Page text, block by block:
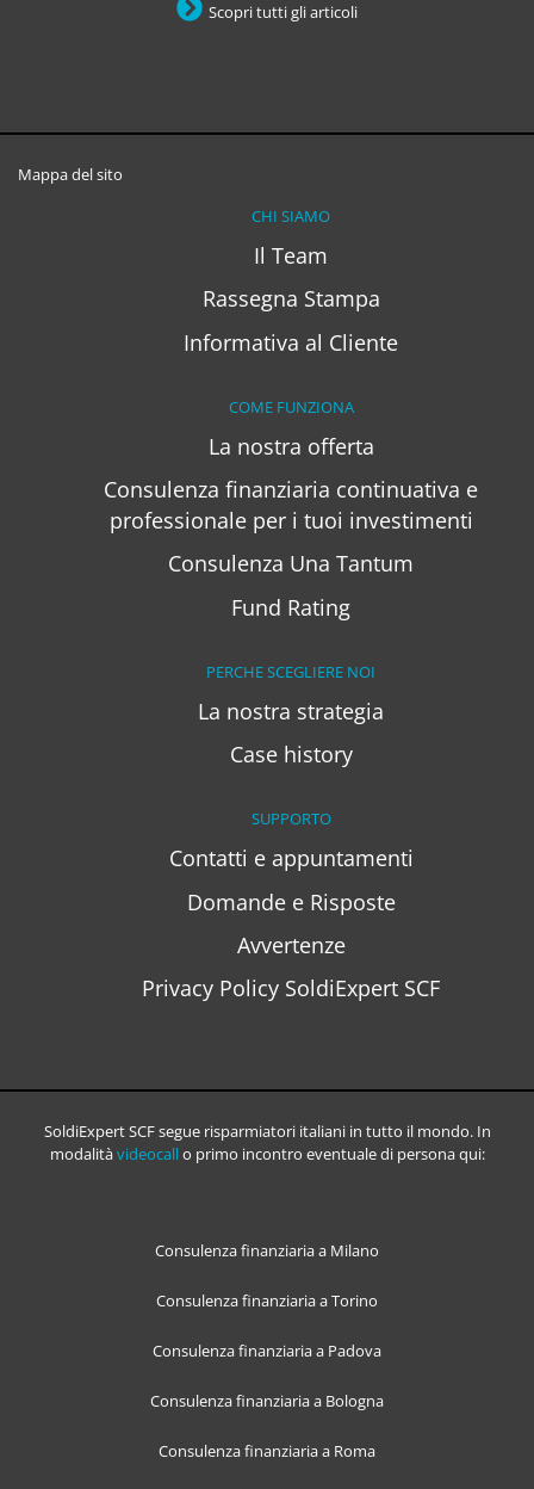
Scopri tutti gli articoli
Mappa del sito
CHI SIAMO
Il Team
Rassegna Stampa
Informativa al Cliente
COME FUNZIONA
La nostra offerta
Consulenza finanziaria continuativa e
professionale per i tuoi investimenti
Consulenza Una Tantum
Fund Rating
PERCHE SCEGLIERE NOI
La nostra strategia
Case history
SUPPORTO
Contatti e appuntamenti
Domande e Risposte
Avvertenze
Privacy Policy SoldiExpert SCF
SoldiExpert SCF segue risparmiatori italiani in tutto il mondo. In
modalitàvideocallo primo incontro eventuale di persona qui:
Consulenza finanziaria a Milano
Consulenza finanziaria a Torino
Consulenza finanziaria a Padova
Consulenza finanziaria a Bologna
Consulenza finanziaria a Roma